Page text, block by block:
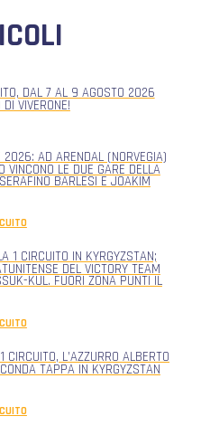
DAL 7 AL 9 AGOSTO 2026
VIVERONE!
2026: AD ARENDAL (NORVEGIA)
VINCONO LE DUE GARE DELLA
BARLESI E JOAKIM
1 CIRCUITO IN KYRGYZSTAN;
DEL VICTORY TEAM
KUL. FUORI ZONA PUNTI IL
CIRCUITO, L’AZZURRO ALBERTO
TAPPA IN KYRGYZSTAN